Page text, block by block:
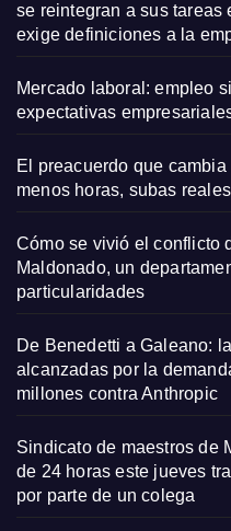
se reintegran a sus tareas
exige definiciones a la
Mercado laboral: empleo
expectativas
El preacuerdo que
menos horas, subas
Cómo se vivió el conflicto
Maldonado, un
particularidades
De Benedetti a Galeano:
alcanzadas por la
millones contra Anthropic
Sindicato de maestros de
de 24 horas este jueves
por parte de un colega